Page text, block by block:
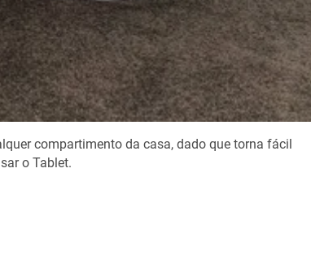
compartimento da casa, dado que torna fácil
o Tablet.